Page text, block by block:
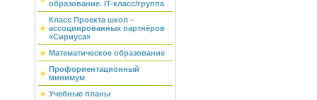
образование. IT-класс/группа
Класс Проекта школ –
ассоциированных партнёров
«Сириуса»
Математическое образование
Профориентационный
минимум
Учебные планы